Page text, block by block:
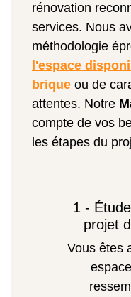
rénovation
services. Nous
méthodologie
l'espace
brique ou de
attentes. Notre
compte de vos
les étapes du
1 -
projet
Vous êtes